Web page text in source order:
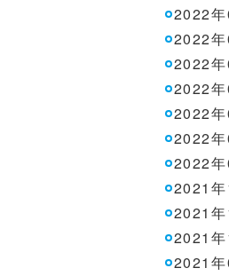
2022
2022
2022
2022
2022
2022
2022
2021
2021
2021
2021